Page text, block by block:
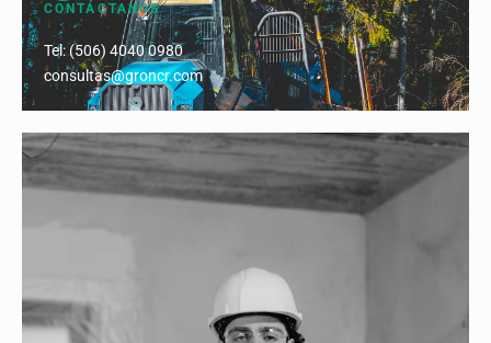
CONTÁCTANOS
Tel: (506) 4040 0980
consultas@groncr.com